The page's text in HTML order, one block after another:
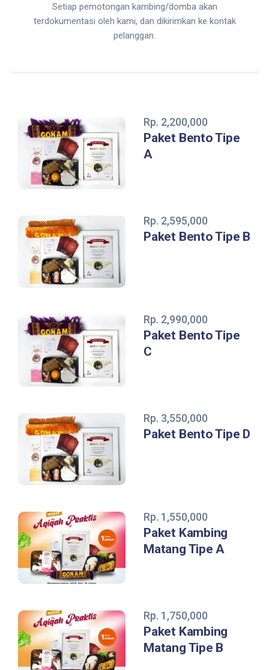
Setiap pemotongan kambing/domba akan
terdokumentasi oleh kami, dan dikirimkan ke kontak
pelanggan.
Rp. 2,200,000
Paket Bento Tipe
A
Rp. 2,595,000
Paket Bento Tipe B
Rp. 2,990,000
Paket Bento Tipe
C
Rp. 3,550,000
Paket Bento Tipe D
Rp. 1,550,000
Paket Kambing
Matang Tipe A
Rp. 1,750,000
Paket Kambing
Matang Tipe B